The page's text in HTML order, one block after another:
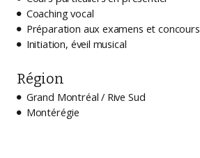
 Coaching vocal
 Préparation aux examens et concours
 Initiation, éveil musical
Région
 Grand Montréal / Rive Sud
 Montérégie